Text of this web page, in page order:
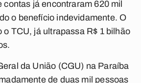
já encontraram 620 mil
o benefício indevidamente. O
o TCU, já ultrapassa R$ 1 bilhão
da União (CGU) na Paraíba
de duas mil pessoas